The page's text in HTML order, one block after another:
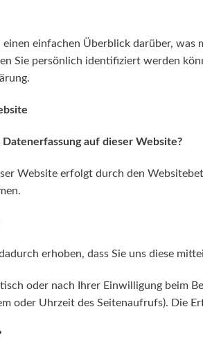
einfachen Überblick darüber,
Sie persönlich identifiziert werden
auf dieser Website?
Website erfolgt durch den
erhoben, dass Sie uns diese
oder nach Ihrer Einwilligung beim
oder Uhrzeit des Seitenaufrufs). Die